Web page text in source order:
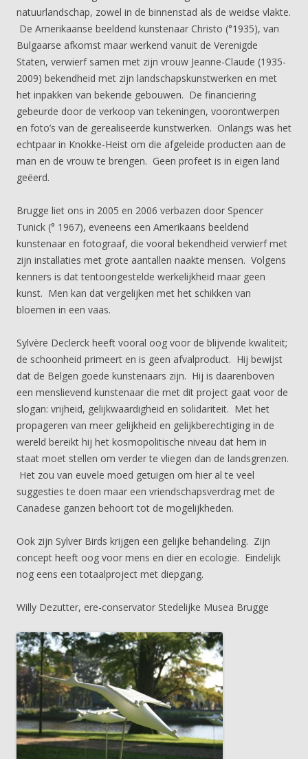
natuurlandschap, zowel in de binnenstad als de weidse vlakte.
De Amerikaanse beeldend kunstenaar Christo (°1935), van
Bulgaarse afkomst maar werkend vanuit de Verenigde
Staten, verwierf samen met zijn vrouw Jeanne-Claude (1935-
2009) bekendheid met zijn landschapskunstwerken en met
het inpakken van bekende gebouwen. De financiering
gebeurde door de verkoop van tekeningen, voorontwerpen
en foto’s van de gerealiseerde kunstwerken. Onlangs was het
echtpaar in Knokke-Heist om die afgeleide producten aan de
man en de vrouw te brengen. Geen profeet is in eigen land
geëerd.
Brugge liet ons in 2005 en 2006 verbazen door Spencer
Tunick (° 1967), eveneens een Amerikaans beeldend
kunstenaar en fotograaf, die vooral bekendheid verwierf met
zijn installaties met grote aantallen naakte mensen. Volgens
kenners is dat tentoongestelde werkelijkheid maar geen
kunst. Men kan dat vergelijken met het schikken van
bloemen in een vaas.
Sylvère Declerck heeft vooral oog voor de blijvende kwaliteit;
de schoonheid primeert en is geen afvalproduct. Hij bewijst
dat de Belgen goede kunstenaars zijn. Hij is daarenboven
een menslievend kunstenaar die met dit project gaat voor de
slogan: vrijheid, gelijkwaardigheid en solidariteit. Met het
propageren van meer gelijkheid en gelijkberechtiging in de
wereld bereikt hij het kosmopolitische niveau dat hem in
staat moet stellen om verder te vliegen dan de landsgrenzen.
Het zou van euvele moed getuigen om hier al te veel
suggesties te doen maar een vriendschapsverdrag met de
Canadese ganzen behoort tot de mogelijkheden.
Ook zijn Sylver Birds krijgen een gelijke behandeling. Zijn
concept heeft oog voor mens en dier en ecologie. Eindelijk
nog eens een totaalproject met diepgang.
Willy Dezutter, ere-conservator Stedelijke Musea Brugge